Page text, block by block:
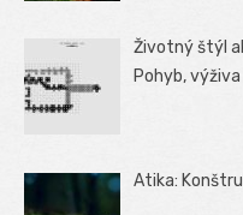
Životný štýl
Pohyb,
Atika: